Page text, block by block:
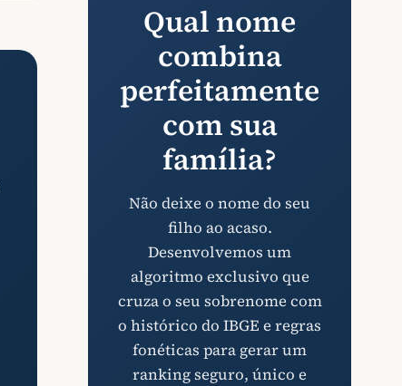
Qual nome
combina
perfeitamente
com sua
família?
Não deixe o nome do seu
filho ao acaso.
Desenvolvemos um
algoritmo exclusivo que
cruza o seu sobrenome com
o histórico do IBGE e regras
fonéticas para gerar um
ranking seguro, único e